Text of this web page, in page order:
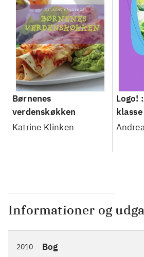
Børnenes
verdenskøkken
Katrine Klinken
Logo!
klasse
Informationer og
2010 Bog